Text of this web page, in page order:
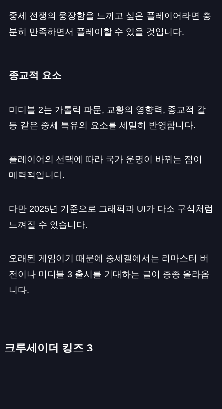
중세 전쟁의 웅장함을 느끼고 싶은 플레이어라면 충
분히 만족하면서 플레이할 수 있을 것입니다.
종교적 요소
미디블 2는 가톨릭 파문, 교황의 영향력, 종교적 갈
등 같은 중세 특유의 요소를 세밀히 반영합니다.
플레이어의 선택에 따라 국가 운명이 바뀌는 점이
매력적입니다.
다만 2025년 기준으로 그래픽과 UI가 다소 구식처럼
느껴질 수 있습니다.
오래된 게임이기 때문에 중세갤에서는 리마스터 버
전이나 미디블 3 출시를 기대하는 글이 종종 올라옵
니다.
크루세이더 킹즈 3